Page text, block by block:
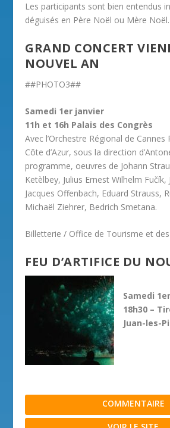
Les participants sont bien entendus
déguisés en Père Noël ou Mère Noël.
GRAND CONCERT
NOUVEL AN
##PHOTO3##
Samedi 1er janvier
11h et 16h Palais des Congrès
Avec l’Orchestre Régional de Cannes
Côte d’Azur, sous la direction
programme, oeuvres de Johann
Ketèlbey, Julius Ernest Wilhelm Fučík,
Jacques Offenbach, Eduard Strauss,
Michaël Ziehrer, Bedrich Smetana.
Billetterie / Office de Tourisme et
FEU D’ARTIFICE DU
Samedi
18h30 –
Juan-les-
COMMENTAIRE